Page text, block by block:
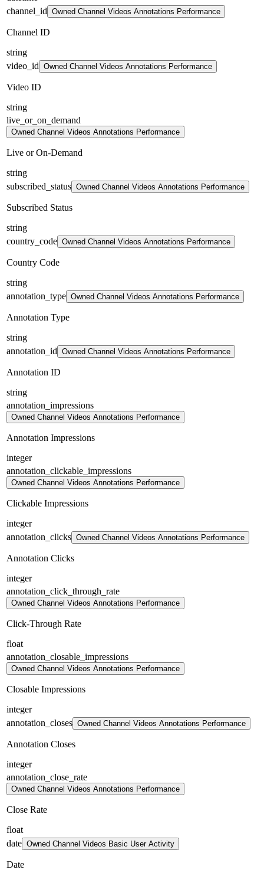
channel_id Owned Channel Videos Annotations Performance
Channel ID
string
video_id Owned Channel Videos Annotations Performance
Video ID
string
live_or_on_demand
Owned Channel Videos Annotations Performance
Live or On-Demand
string
subscribed_status Owned Channel Videos Annotations Performance
Subscribed Status
string
country_code Owned Channel Videos Annotations Performance
Country Code
string
annotation_type Owned Channel Videos Annotations Performance
Annotation Type
string
annotation_id Owned Channel Videos Annotations Performance
Annotation ID
string
annotation_impressions
Owned Channel Videos Annotations Performance
Annotation Impressions
integer
annotation_clickable_impressions
Owned Channel Videos Annotations Performance
Clickable Impressions
integer
annotation_clicks Owned Channel Videos Annotations Performance
Annotation Clicks
integer
annotation_click_through_rate
Owned Channel Videos Annotations Performance
Click-Through Rate
float
annotation_closable_impressions
Owned Channel Videos Annotations Performance
Closable Impressions
integer
annotation_closes Owned Channel Videos Annotations Performance
Annotation Closes
integer
annotation_close_rate
Owned Channel Videos Annotations Performance
Close Rate
float
date Owned Channel Videos Basic User Activity
Date